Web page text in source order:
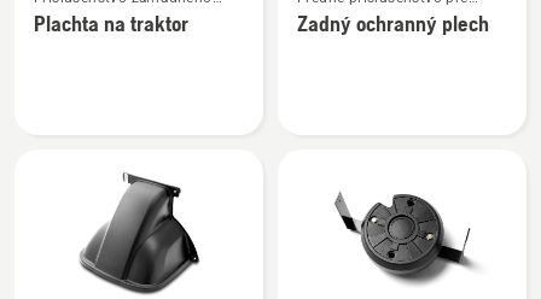
podrobností
traktora
Plachta na traktor
podrobností
kosačky so sediacou
obsluhou
Zadný ochranný plech